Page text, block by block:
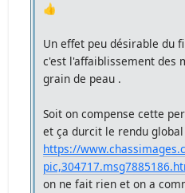
👍
Un effet peu désirable du
c'est l'affaiblissement des
grain de peau .
Soit on compense cette
et ça durcit le rendu global
https://
on ne fait rien et on a